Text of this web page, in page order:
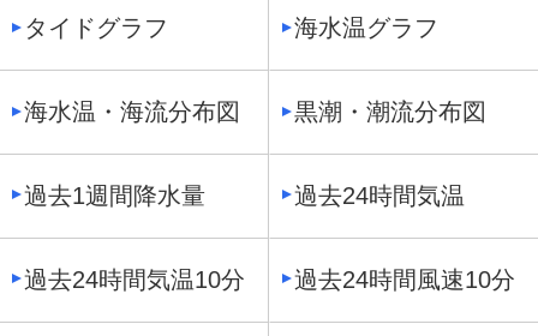
タイドグラフ 海水温グラフ
海水温・海流分布図 黒潮・潮流分布図
過去1週間降水量 過去24時間気温
過去24時間気温10分 過去24時間風速10分